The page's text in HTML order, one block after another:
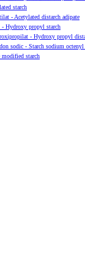
starch
- Acetylated distarch adipate
Hydroxy propyl starch
- Hydroxy propyl
sodic - Starch sodium octenyl
modified starch